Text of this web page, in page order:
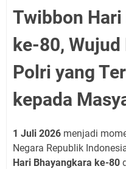
Twibbon
ke-80,
Polri yang
kepada
1 Juli 2026 menjadi
Negara Republik
Hari Bhayangkara ke-80